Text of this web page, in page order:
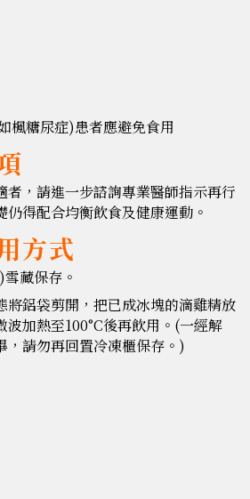
楓糖尿症)患者應避免食用
者，請進一步諮詢專業醫師指示再行
得配合均衡飲食及健康運動。
方式
藏保存。
將鋁袋剪開，把已成冰塊的滴雞精放
波加熱至100°C後再飲用。(一經解
，請勿再回置冷凍櫃保存。)